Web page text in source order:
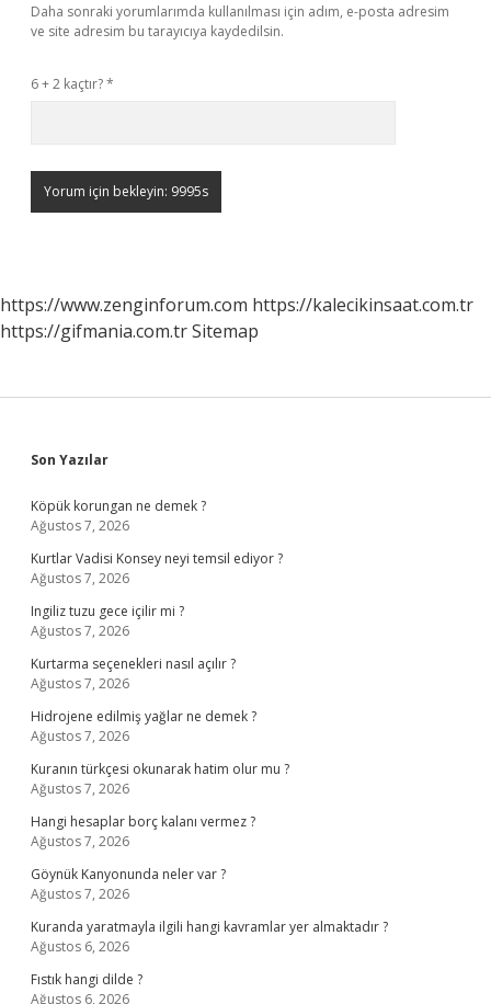
Daha sonraki yorumlarımda kullanılması için adım, e-posta adresim
ve site adresim bu tarayıcıya kaydedilsin.
6 + 2 kaçtır?*
https://www.zenginforum.com https://kalecikinsaat.com.tr
https://gifmania.com.trSitemap
Sidebar
Son Yazılar
Köpük korungan ne demek ?
Ağustos 7, 2026
Kurtlar Vadisi Konsey neyi temsil ediyor ?
Ağustos 7, 2026
Ingiliz tuzu gece içilir mi ?
Ağustos 7, 2026
Kurtarma seçenekleri nasıl açılır ?
Ağustos 7, 2026
Hidrojene edilmiş yağlar ne demek ?
Ağustos 7, 2026
Kuranın türkçesi okunarak hatim olur mu ?
Ağustos 7, 2026
Hangi hesaplar borç kalanı vermez ?
Ağustos 7, 2026
Göynük Kanyonunda neler var ?
Ağustos 7, 2026
Kuranda yaratmayla ilgili hangi kavramlar yer almaktadır ?
Ağustos 6, 2026
Fıstık hangi dilde ?
Ağustos 6, 2026